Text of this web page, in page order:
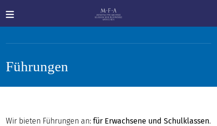
SUCHE
Führungen
Wir bieten Führungen an: für Erwachsene und Schulklassen.